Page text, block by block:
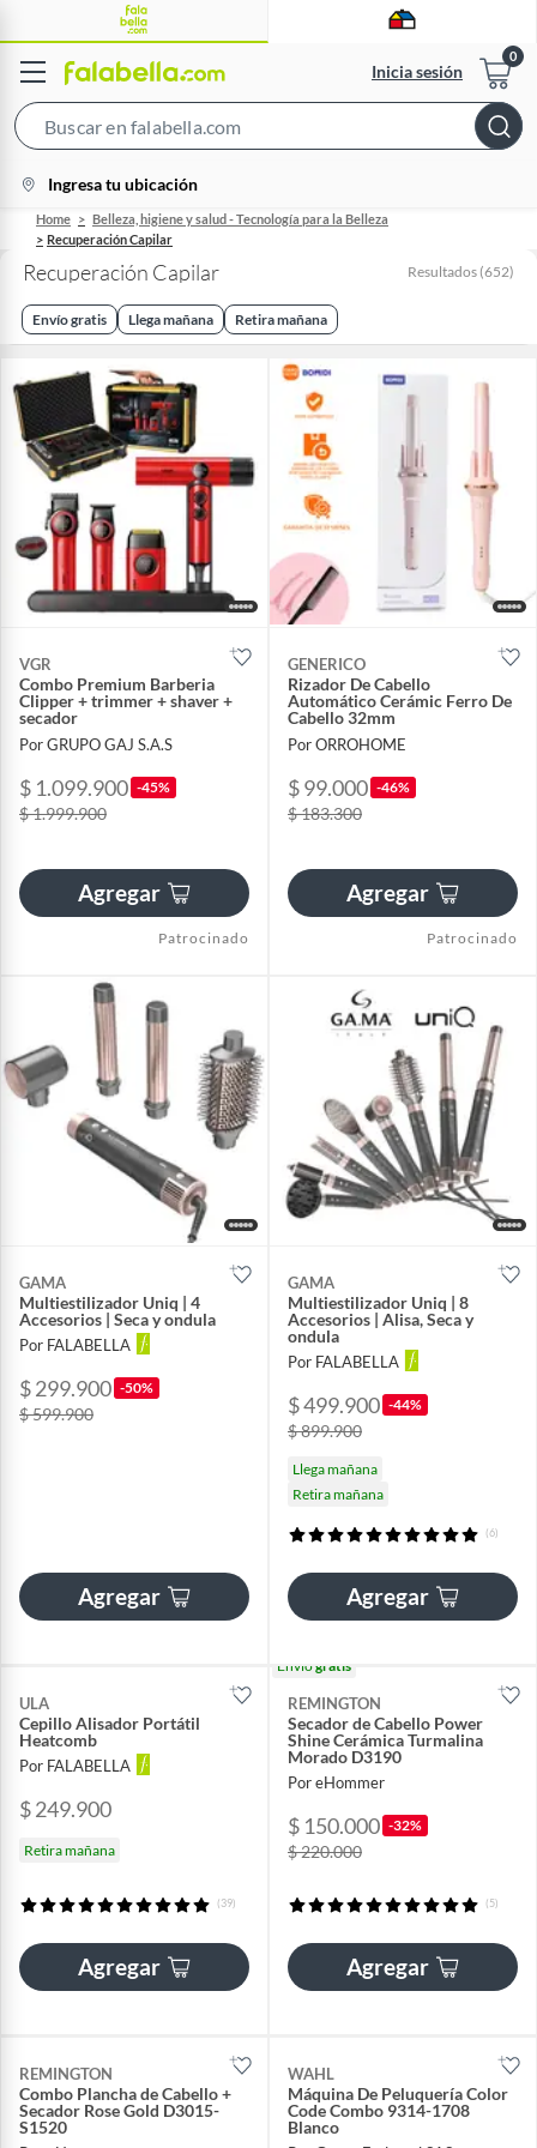
Inicia sesión
Bar
location-
icon
Ingresa tu ubicación
Home
Belleza, higiene y salud - Tecnología para la Belleza
Recuperación Capilar
Recuperación Capilar Resultados (652)
Envío gratis Llega mañana Retira mañana
VGR
Combo Premium Barberia
Clipper + trimmer + shaver +
secador
Por GRUPO GAJ S.A.S
$ 1.099.900 -45%
$ 1.999.900
Agregar
Patrocinado
GENERICO
Rizador De Cabello
Automático Cerámic Ferro De
Cabello 32mm
Por ORROHOME
$ 99.000 -46%
$ 183.300
Agregar
Patrocinado
GAMA
Multiestilizador Uniq | 4
Accesorios | Seca y ondula
Por FALABELLA
$ 299.900 -50%
$ 599.900
Agregar
GAMA
Multiestilizador Uniq | 8
Accesorios | Alisa, Seca y
ondula
Por FALABELLA
$ 499.900 -44%
$ 899.900
Llega mañana
Retira mañana
(6)
Agregar
ULA
Cepillo Alisador Portátil
Heatcomb
Por FALABELLA
$ 249.900
Retira mañana
(39)
Agregar
Envíogratis
REMINGTON
Secador de Cabello Power
Shine Cerámica Turmalina
Morado D3190
Por eHommer
$ 150.000 -32%
$ 220.000
(5)
Agregar
REMINGTON
Combo Plancha de Cabello +
Secador Rose Gold D3015-
S1520
WAHL
Máquina De Peluquería Color
Code Combo 9314-1708
Blanco